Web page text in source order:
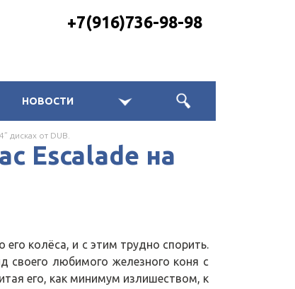
+7(916)736-98-98
НОВОСТИ
дисках от DUB.
Escalade на
колёса, и с этим трудно спорить.
своего любимого железного коня с
его, как минимум излишеством, к